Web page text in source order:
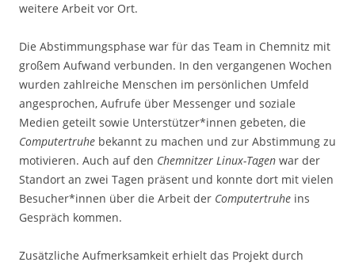
weitere Arbeit vor Ort.
Die Abstimmungsphase war für das Team in Chemnitz mit
großem Aufwand verbunden. In den vergangenen Wochen
wurden zahlreiche Menschen im persönlichen Umfeld
angesprochen, Aufrufe über Messenger und soziale
Medien geteilt sowie Unterstützer*innen gebeten, die
Computertruhe bekannt zu machen und zur Abstimmung zu
motivieren. Auch auf den Chemnitzer Linux-Tagen war der
Standort an zwei Tagen präsent und konnte dort mit vielen
Besucher*innen über die Arbeit der Computertruhe ins
Gespräch kommen.
Zusätzliche Aufmerksamkeit erhielt das Projekt durch